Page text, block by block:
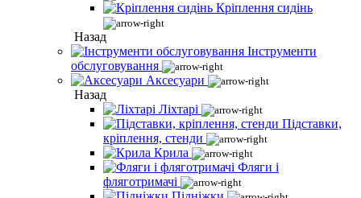
Кріплення сидінь
Назад
Інструменти
обслуговування
Аксесуари
Назад
Ліхтарі
Підставки,
кріплення, стенди
Крила
Фляги і
фляготримачі